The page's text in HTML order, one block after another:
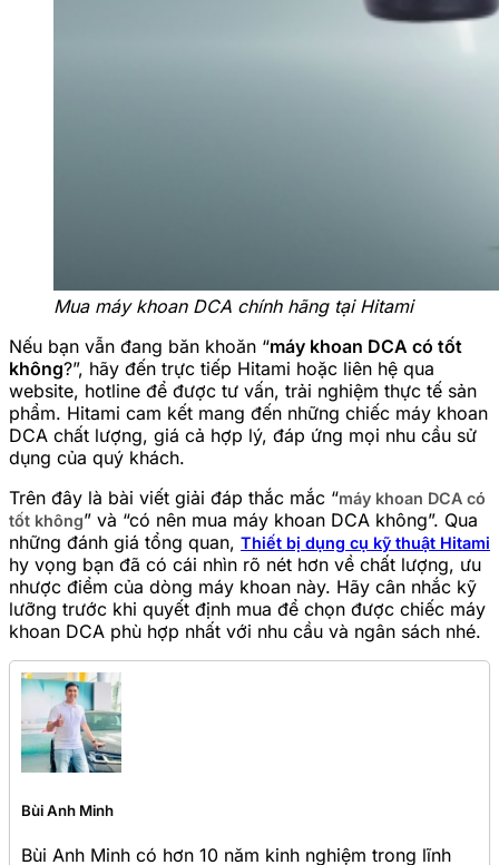
Mua máy khoan DCA chính hãng tại Hitami
Nếu bạn vẫn đang băn khoăn “máy khoan DCA có tốt
không?”, hãy đến trực tiếp Hitami hoặc liên hệ qua
website, hotline để được tư vấn, trải nghiệm thực tế sản
phẩm. Hitami cam kết mang đến những chiếc máy khoan
DCA chất lượng, giá cả hợp lý, đáp ứng mọi nhu cầu sử
dụng của quý khách.
Trên đây là bài viết giải đáp thắc mắc “máy khoan DCA có
tốt không” và “có nên mua máy khoan DCA không”. Qua
những đánh giá tổng quan, Thiết bị dụng cụ kỹ thuật Hitami
hy vọng bạn đã có cái nhìn rõ nét hơn về chất lượng, ưu
nhược điểm của dòng máy khoan này. Hãy cân nhắc kỹ
lưỡng trước khi quyết định mua để chọn được chiếc máy
khoan DCA phù hợp nhất với nhu cầu và ngân sách nhé.
Bùi Anh Minh
Bùi Anh Minh có hơn 10 năm kinh nghiệm trong lĩnh